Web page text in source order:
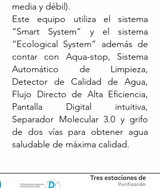
media y débil).
Este equipo utiliza el sistema
“Smart System” y el sistema
“Ecological System” además de
contar con Aqua-stop, Sistema
Automático de Limpieza,
Detector de Calidad de Agua,
Flujo Directo de Alta Eficiencia,
Pantalla Digital intuitiva,
Separador Molecular 3.0 y grifo
de dos vías para obtener agua
saludable de máxima calidad.